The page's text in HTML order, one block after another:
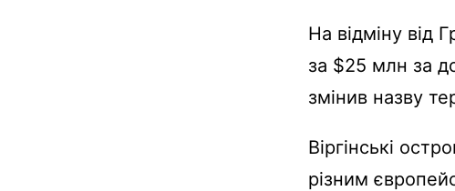
На відміну від
за $25 млн за
змінив назву
Віргінські
різним